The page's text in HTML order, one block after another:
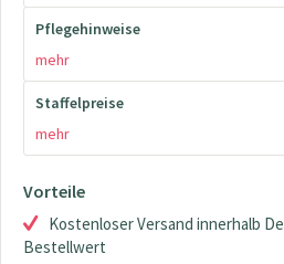
Pflegehinweise
mehr
Staffelpreise
mehr
Vorteile
Kostenloser Versand innerhalb
Bestellwert